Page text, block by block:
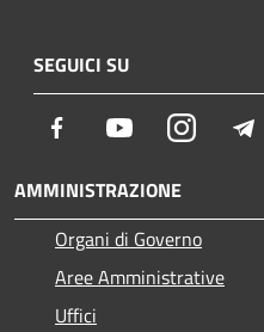
SEGUICI SU
Facebook YoutubeInstagram
AMMINISTRAZIONE
Organi di Governo
Aree Amministrative
Uffici